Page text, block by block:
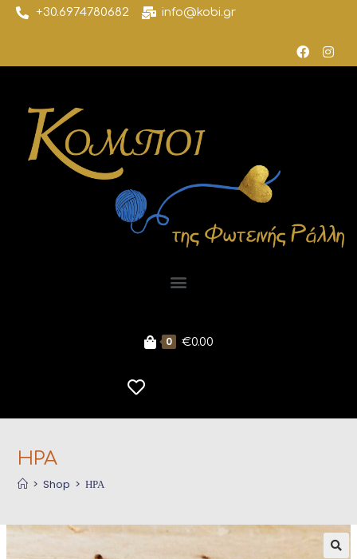
+30.6974780682 info@kobi.gr
0 €0.00
ΗΡΑ
> Shop > ΗΡΑ